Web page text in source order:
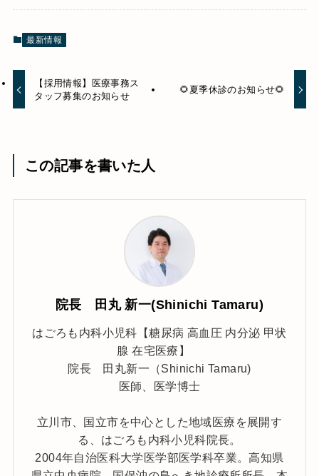
最新情報
【採用情報】医療事務ス
タッフ募集のお知らせ
🌻夏季休診のお知らせ🌻
この記事を書いた人
院長 田丸 新一(Shinichi Tamaru)
はごろも内科小児科【糖尿病 高血圧 内分泌 甲状
腺 在宅医療】
院長 田丸新一（Shinichi Tamaru)
医師、医学博士
立川市、国立市を中心とした地域医療を展開す
る、はごろも内科小児科院長。
2004年自治医科大学医学部医学科卒業。高知県